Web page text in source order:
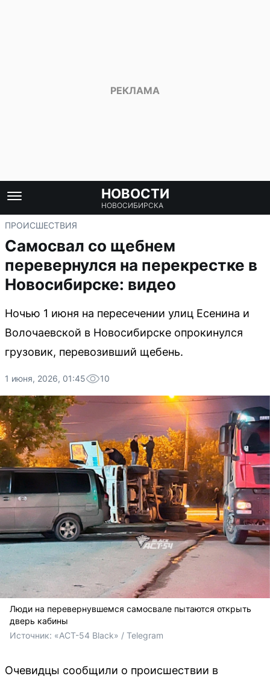
НОВОСТИ
НОВОСИБИРСКА
ПРОИСШЕСТВИЯ
Самосвал со щебнем
перевернулся на перекрестке в
Новосибирске: видео
Ночью 1 июня на пересечении улиц Есенина и
Волочаевской в Новосибирске опрокинулся
грузовик, перевозивший щебень.
1 июня, 2026, 01:45 10
Люди на перевернувшемся самосвале пытаются открыть
дверь кабины
Источник: «АСТ-54 Black» / Telegram
Очевидцы сообщили о происшествии в